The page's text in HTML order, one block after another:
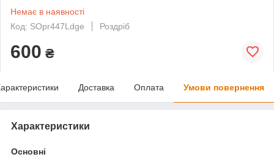
Немає в наявності
Код: SOpr447Ldge
Роздріб
600 ₴
Доставка Оплата Умови повернення
Характеристики
Основні